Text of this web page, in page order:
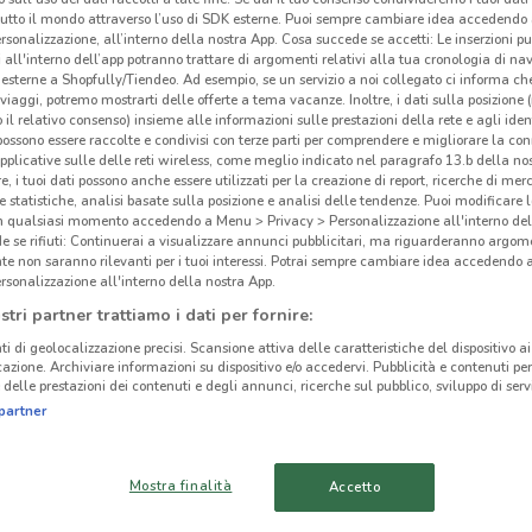
SESTO SAN
il mondo attraverso l’uso di SDK esterne. Puoi sempre cambiare idea accedendo
all’interno della nostra App. Cosa succede se accetti: Le inserzioni
all'interno dell’app potranno trattare di argomenti relativi alla tua cronologia di
a Shopfully/Tiendeo. Ad esempio, se un servizio a noi collegato ci informa
potremo mostrarti delle offerte a tema vacanze. Inoltre, i dati sulla posizione
il relativo consenso) insieme alle informazioni sulle prestazioni della rete e agli
essere raccolte e condivisi con terze parti per comprendere e migliorare la
sulle delle reti wireless, come meglio indicato nel paragrafo 13.b della
i tuoi dati possono anche essere utilizzati per la creazione di report, ricerche di
statistiche, analisi basate sulla posizione e analisi delle tendenze. Puoi modificare
qualsiasi momento accedendo a Menu > Privacy > Personalizzazione all'interno
se rifiuti: Continuerai a visualizzare annunci pubblicitari, ma riguarderanno
non saranno rilevanti per i tuoi interessi. Potrai sempre cambiare idea accedendo
all'interno della nostra App.
partner trattiamo i dati per fornire:
di geolocalizzazione precisi. Scansione attiva delle caratteristiche del dispositivo
Archiviare informazioni su dispositivo e/o accedervi. Pubblicità e contenuti
prestazioni dei contenuti e degli annunci, ricerche sul pubblico, sviluppo di
Mostra finalità Accetto